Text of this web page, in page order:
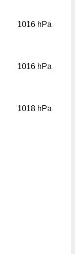
1016 hPa
1016 hPa
1018 hPa